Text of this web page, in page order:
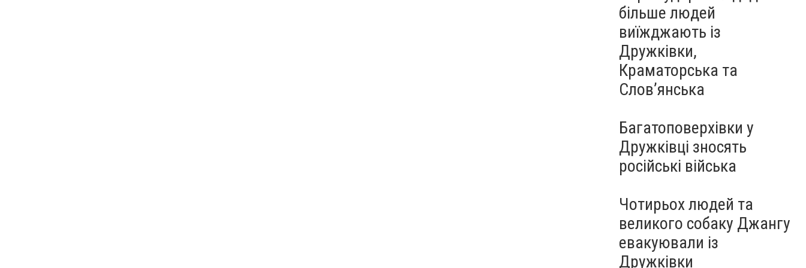
більше людей
виїжджають із
Дружківки,
Краматорська та
Слов’янська
Багатоповерхівки у
Дружківці зносять
російські війська
Чотирьох людей та
великого собаку Джангу
евакуювали із
Дружківки